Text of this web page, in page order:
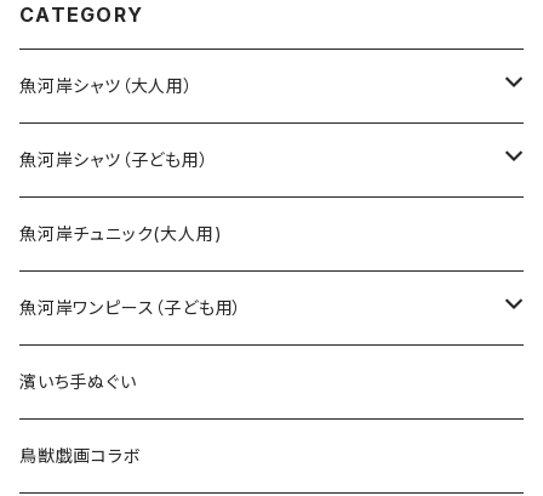
CATEGORY
魚河岸シャツ（大人用）
SSサイズ
Sサイズ
Mサイズ
Lサイズ
LLサイズ
魚河岸シャツ（子ども用）
90cm
100cm
110cm
120cm
魚河岸チュニック(大人用)
魚河岸ワンピース（子ども用）
100cm
120cm
濱いち手ぬぐい
鳥獣戯画コラボ